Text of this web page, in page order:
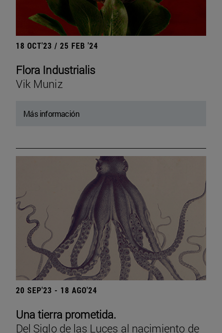
18 OCT'23 / 25 FEB '24
Flora Industrialis
Vik Muniz
Más información
20 SEP'23 - 18 AGO'24
Una tierra prometida.
Del Siglo de las Luces al nacimiento de